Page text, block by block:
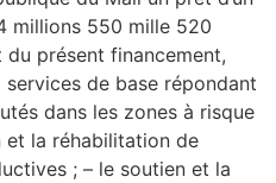
millions 550 mille 520
présent financement,
services de base répondant
dans les zones à risque
la réhabilitation de
; – le soutien et la